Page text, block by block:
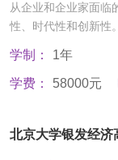
从企业和企业家面临
性、时代性和创新性。
学制： 1年
学费： 58000元
北京大学银发经济